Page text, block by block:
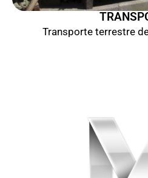
Transporte terrestre